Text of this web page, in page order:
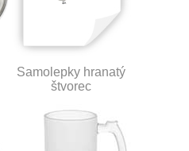
Samolepky hranatý
štvorec